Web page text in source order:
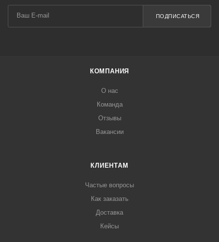
ПОДПИСАТЬСЯ
КОМПАНИЯ
О нас
Команда
Отзывы
Вакансии
КЛИЕНТАМ
Частые вопросы
Как заказать
Доставка
Кейсы